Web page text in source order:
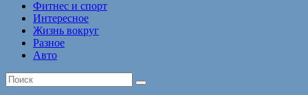
Фитнес и спорт
Интересное
Жизнь вокруг
Разное
Авто